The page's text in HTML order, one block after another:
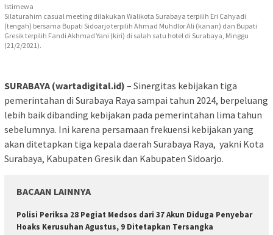
Istimewa
Silaturahim casual meeting dilakukan Walikota Surabaya terpilih Eri Cahyadi
(tengah) bersama Bupati Sidoarjo terpilih Ahmad Muhdlor Ali (kanan) dan Bupati
Gresik terpilih Fandi Akhmad Yani (kiri) di salah satu hotel di Surabaya, Minggu
(21/2/2021).
SURABAYA (wartadigital.id) – Sinergitas kebijakan tiga
pemerintahan di Surabaya Raya sampai tahun 2024, berpeluang
lebih baik dibanding kebijakan pada pemerintahan lima tahun
sebelumnya. Ini karena persamaan frekuensi kebijakan yang
akan ditetapkan tiga kepala daerah Surabaya Raya, yakni Kota
Surabaya, Kabupaten Gresik dan Kabupaten Sidoarjo.
BACAAN LAINNYA
Polisi Periksa 28 Pegiat Medsos dari 37 Akun Diduga Penyebar
Hoaks Kerusuhan Agustus, 9 Ditetapkan Tersangka